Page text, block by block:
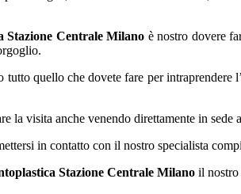
Stazione Centrale Milano è nostro dovere
tutto quello che dovete fare per
la visita anche venendo direttamente in sede
in contatto con il nostro specialista
Stazione Centrale Milano il nostro